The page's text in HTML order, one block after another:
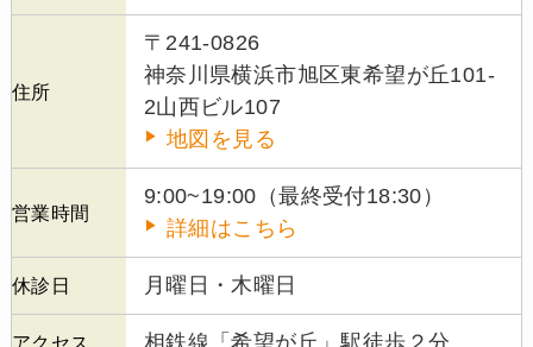
住所
〒241-0826
神奈川県横浜市旭区東希望が丘101-
2山西ビル107
地図を見る
営業時間
9:00~19:00（最終受付18:30）
詳細はこちら
休診日 月曜日・木曜日
アクセス 相鉄線「希望が丘」駅徒歩２分